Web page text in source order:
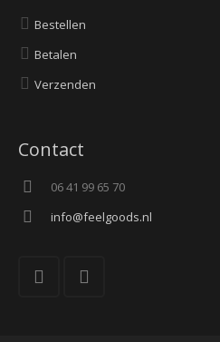
Bestellen
Betalen
Verzenden
Contact
06 41 99 65 70
info@feelgoods.nl